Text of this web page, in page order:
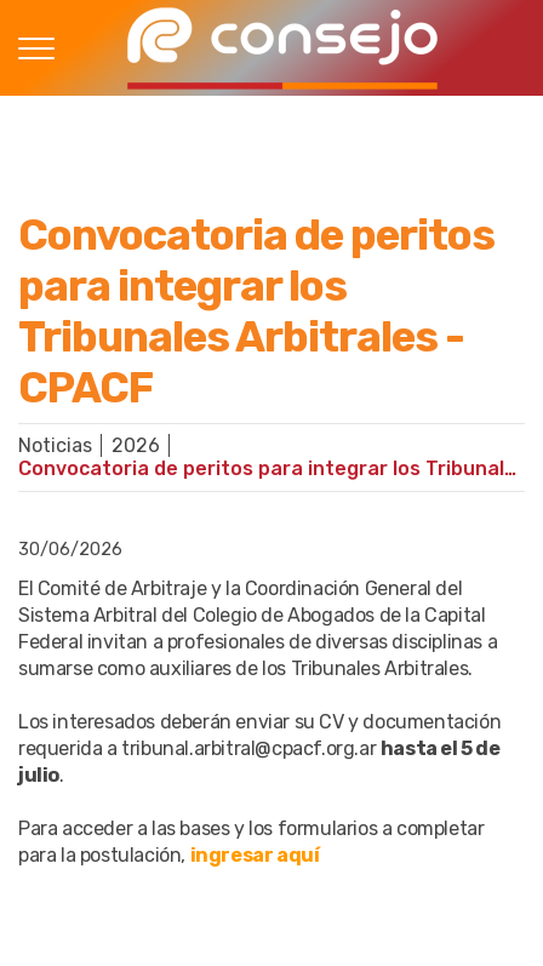
Convocatoria de peritos
para integrar los
Tribunales Arbitrales -
CPACF
Noticias
2026
Convocatoria de peritos para integrar los Tribunales Arbitrales - CPACF
30/06/2026
El Comité de Arbitraje y la Coordinación General del
Sistema Arbitral del Colegio de Abogados de la Capital
Federal invitan a profesionales de diversas disciplinas a
sumarse como auxiliares de los Tribunales Arbitrales.
Los interesados deberán enviar su CV y documentación
requerida a tribunal.arbitral@cpacf.org.ar hasta el 5 de
julio.
Para acceder a las bases y los formularios a completar
para la postulación, ingresar aquí